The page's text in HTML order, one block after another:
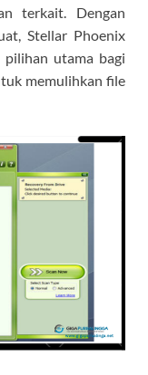
terkait. Dengan
Stellar Phoenix
pilihan utama bagi
memulihkan file